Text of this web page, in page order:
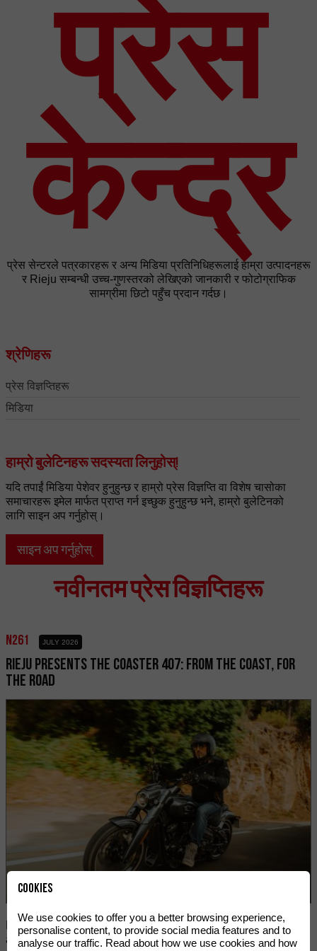
प्रेस
केन्द्र
प्रेस सेन्टरले पत्रकारहरू र अन्य मिडिया प्रतिनिधिहरूलाई हाम्रा उत्पादनहरू
र Rieju सम्बन्धी उच्च-गुणस्तरको लेखिएको जानकारी र फोटोग्राफिक
सामग्रीमा छिटो पहुँच प्रदान गर्दछ।
श्रेणिहरू
प्रेस विज्ञप्तिहरू
मिडिया
हाम्रो बुलेटिनहरू सदस्यता लिनुहोस्!
यदि तपाईं मिडिया पेशेवर हुनुहुन्छ र हाम्रो प्रेस विज्ञप्ति वा विशेष चासोका
समाचारहरू इमेल मार्फत प्राप्त गर्न इच्छुक हुनुहुन्छ भने, हाम्रो बुलेटिनको
लागि साइन अप गर्नुहोस्।
साइन अप गर्नुहोस्
नवीनतम प्रेस विज्ञप्तिहरू
n261 JULY 2026
RIEJU PRESENTS THE COASTER 407: FROM THE COAST, FOR
THE ROAD
RIEJU expands its Classic range with the Coaster 407, an
authentic custom inspired by the Costa Brava.
Cookies
We use cookies to offer you a better browsing experience,
personalise content, to provide social media features and to
analyse our traffic. Read about how we use cookies and how